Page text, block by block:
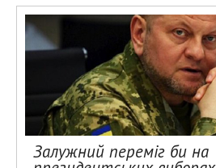
Залужний переміг би на